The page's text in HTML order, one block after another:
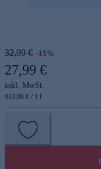
32,99 € -15%
27,99 €
inkl. MwSt.
933,00 € / 1 l